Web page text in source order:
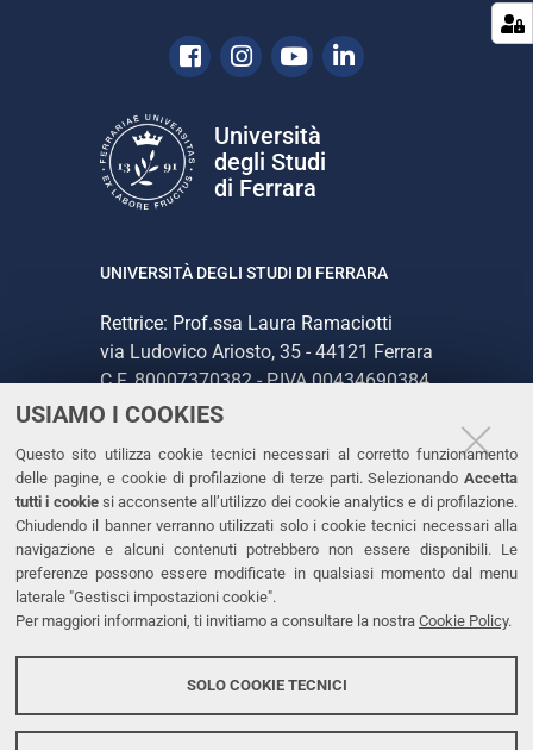
USIAMO I COOKIES
Questo sito utilizza cookie tecnici necessari al corretto funzionamento
delle pagine, e cookie di profilazione di terze parti. Selezionando Accetta
tutti i cookiesi acconsente all’utilizzo dei cookie analytics e di profilazione.
Chiudendo il banner verranno utilizzati solo i cookie tecnici necessari alla
navigazione e alcuni contenuti potrebbero non essere disponibili. Le
preferenze possono essere modificate in qualsiasi momento dal menu
laterale "Gestisci impostazioni cookie".
Per maggiori informazioni, ti invitiamo a consultare la nostra Cookie Policy.
SOLO COOKIE TECNICI
Facebook
Instagram
YoutubeLinkedin
Università
degli Studi
di Ferrara
UNIVERSITÀ DEGLI STUDI DI FERRARA
Rettrice: Prof.ssa Laura Ramaciotti
via Ludovico Ariosto, 35 - 44121 Ferrara
C.F. 80007370382 - P.IVA 00434690384
CONTATTI
Tel. +39 0532 293111
Fax. +39 0532 293031
PEC
LINKS
Accessibilità
Protezione dati personali